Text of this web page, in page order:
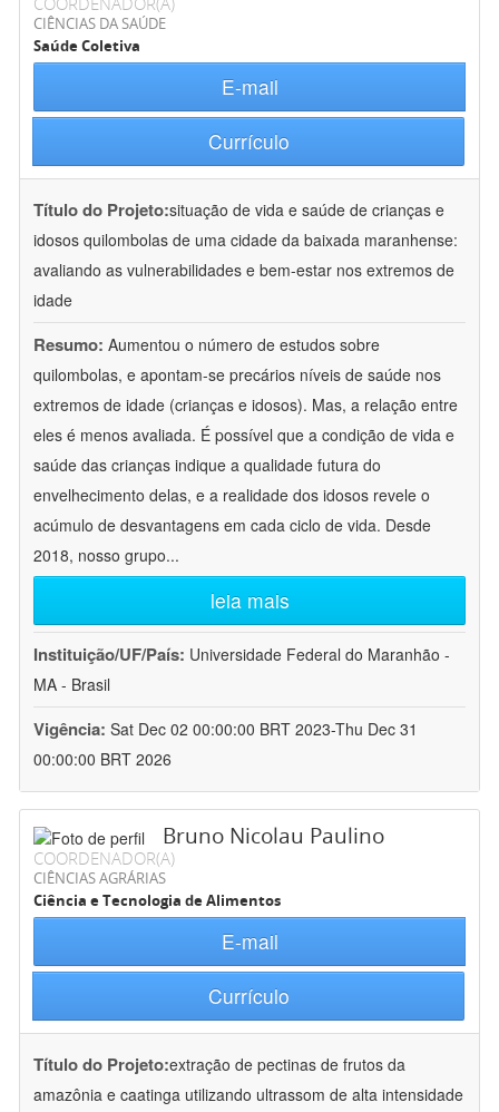
CIÊNCIAS DA SAÚDE
Saúde Coletiva
E-mail
Currículo
Título do Projeto:situação de vida e saúde de crianças e
idosos quilombolas de uma cidade da baixada maranhense:
avaliando as vulnerabilidades e bem-estar nos extremos de
idade
Resumo: Aumentou o número de estudos sobre
quilombolas, e apontam-se precários níveis de saúde nos
extremos de idade (crianças e idosos). Mas, a relação entre
eles é menos avaliada. É possível que a condição de vida e
saúde das crianças indique a qualidade futura do
envelhecimento delas, e a realidade dos idosos revele o
acúmulo de desvantagens em cada ciclo de vida. Desde
2018, nosso grupo...
leia mais
Instituição/UF/País: Universidade Federal do Maranhão -
MA - Brasil
Vigência: Sat Dec 02 00:00:00 BRT 2023-Thu Dec 31
00:00:00 BRT 2026
Bruno Nicolau Paulino
COORDENADOR(A)
CIÊNCIAS AGRÁRIAS
Ciência e Tecnologia de Alimentos
E-mail
Currículo
Título do Projeto:extração de pectinas de frutos da
amazônia e caatinga utilizando ultrassom de alta intensidade